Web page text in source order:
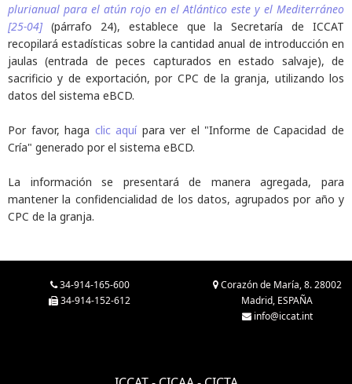
plurianual para el atún rojo en el Atlántico este y el Mediterráneo
[25-04] (párrafo 24), establece que la Secretaría de ICCAT
recopilará estadísticas sobre la cantidad anual de introducción en
jaulas (entrada de peces capturados en estado salvaje), de
sacrificio y de exportación, por CPC de la granja, utilizando los
datos del sistema eBCD.
Por favor, haga clic aquí para ver el "Informe de Capacidad de
Cría" generado por el sistema eBCD.
La información se presentará de manera agregada, para
mantener la confidencialidad de los datos, agrupados por año y
CPC de la granja.
34-914-165-600
34-914-152-612
Corazón de María, 8. 28002
Madrid, ESPAÑA
info@iccat.int